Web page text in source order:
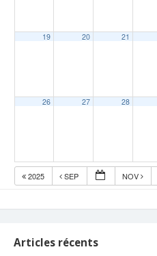
19 20 21
26 27 28
2025 SEP NOV
Articles récents